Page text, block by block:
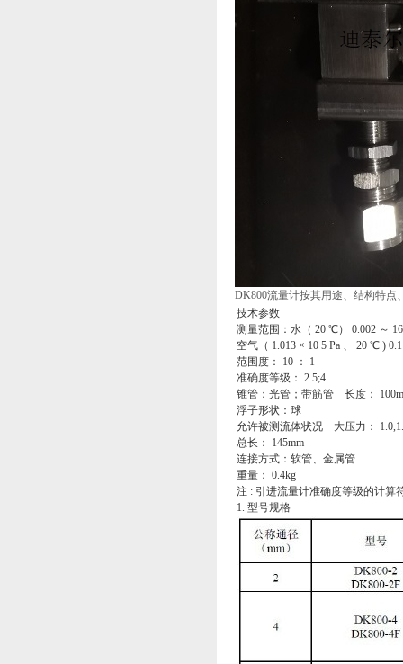
DK800流量计按其用途、结构特点
技术参数
测量范围：水（ 20 ℃） 0.002 ～
空气（ 1.013 × 10 5 Pa 、 20 ℃ )
范围度： 10 ： 1
准确度等级： 2.5;4
锥管：光管；带筋管 长度：
浮子形状：球
允许被测流体状况 大压力：
总长： 145mm
连接方式：软管、金属管
重量： 0.4kg
注 : 引进流量计准确度等级的计算
1. 型号规格